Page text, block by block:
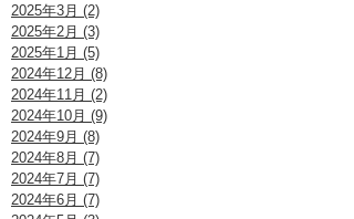
2025年3月 (2)
2025年2月 (3)
2025年1月 (5)
2024年12月 (8)
2024年11月 (2)
2024年10月 (9)
2024年9月 (8)
2024年8月 (7)
2024年7月 (7)
2024年6月 (7)